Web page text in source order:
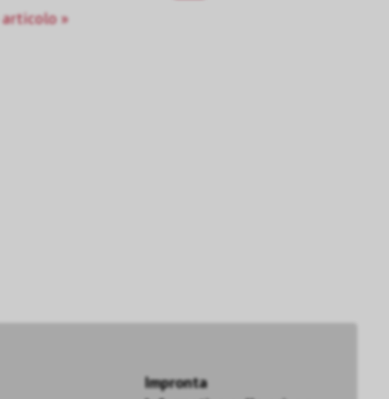
»
Impronta